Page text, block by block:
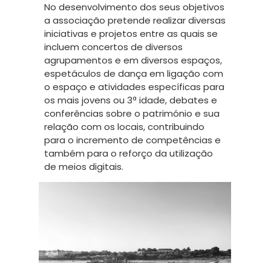
No desenvolvimento dos seus objetivos
a associação pretende realizar diversas
iniciativas e projetos entre as quais se
incluem concertos de diversos
agrupamentos e em diversos espaços,
espetáculos de dança em ligação com
o espaço e atividades específicas para
os mais jovens ou 3ª idade, debates e
conferências sobre o património e sua
relação com os locais, contribuindo
para o incremento de competências e
também para o reforço da utilização
de meios digitais.